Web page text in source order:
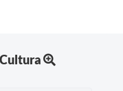
Cultura